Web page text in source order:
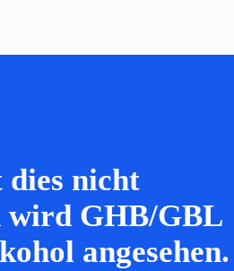
dies nicht
wird GHB/GBL
angesehen.